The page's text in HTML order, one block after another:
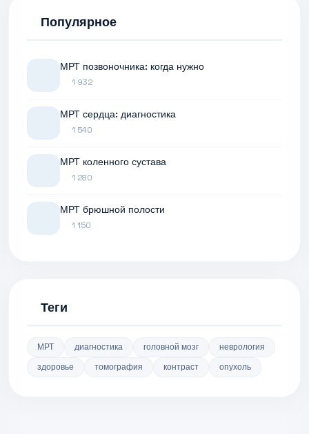
Популярное
МРТ позвоночника: когда нужно
1 932
МРТ сердца: диагностика
1 540
МРТ коленного сустава
1 280
МРТ брюшной полости
1 150
Теги
МРТ диагностика головной мозг
неврология
здоровье
томография контраст опухоль